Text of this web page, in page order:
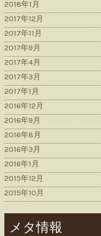
2018年1月
2017年12月
2017年11月
2017年9月
2017年4月
2017年3月
2017年1月
2016年12月
2016年9月
2016年8月
2016年3月
2016年1月
2015年12月
2015年10月
メタ情報